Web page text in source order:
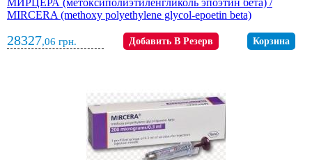
МИРЦЕРА (метоксиполиэтиленгликоль эпоэтин бета) /
MIRCERA (methoxy polyethylene glycol-epoetin beta)
28327,06 грн. Добавить В Резерв Корзина